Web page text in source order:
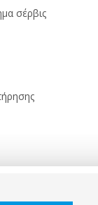
σέρβις